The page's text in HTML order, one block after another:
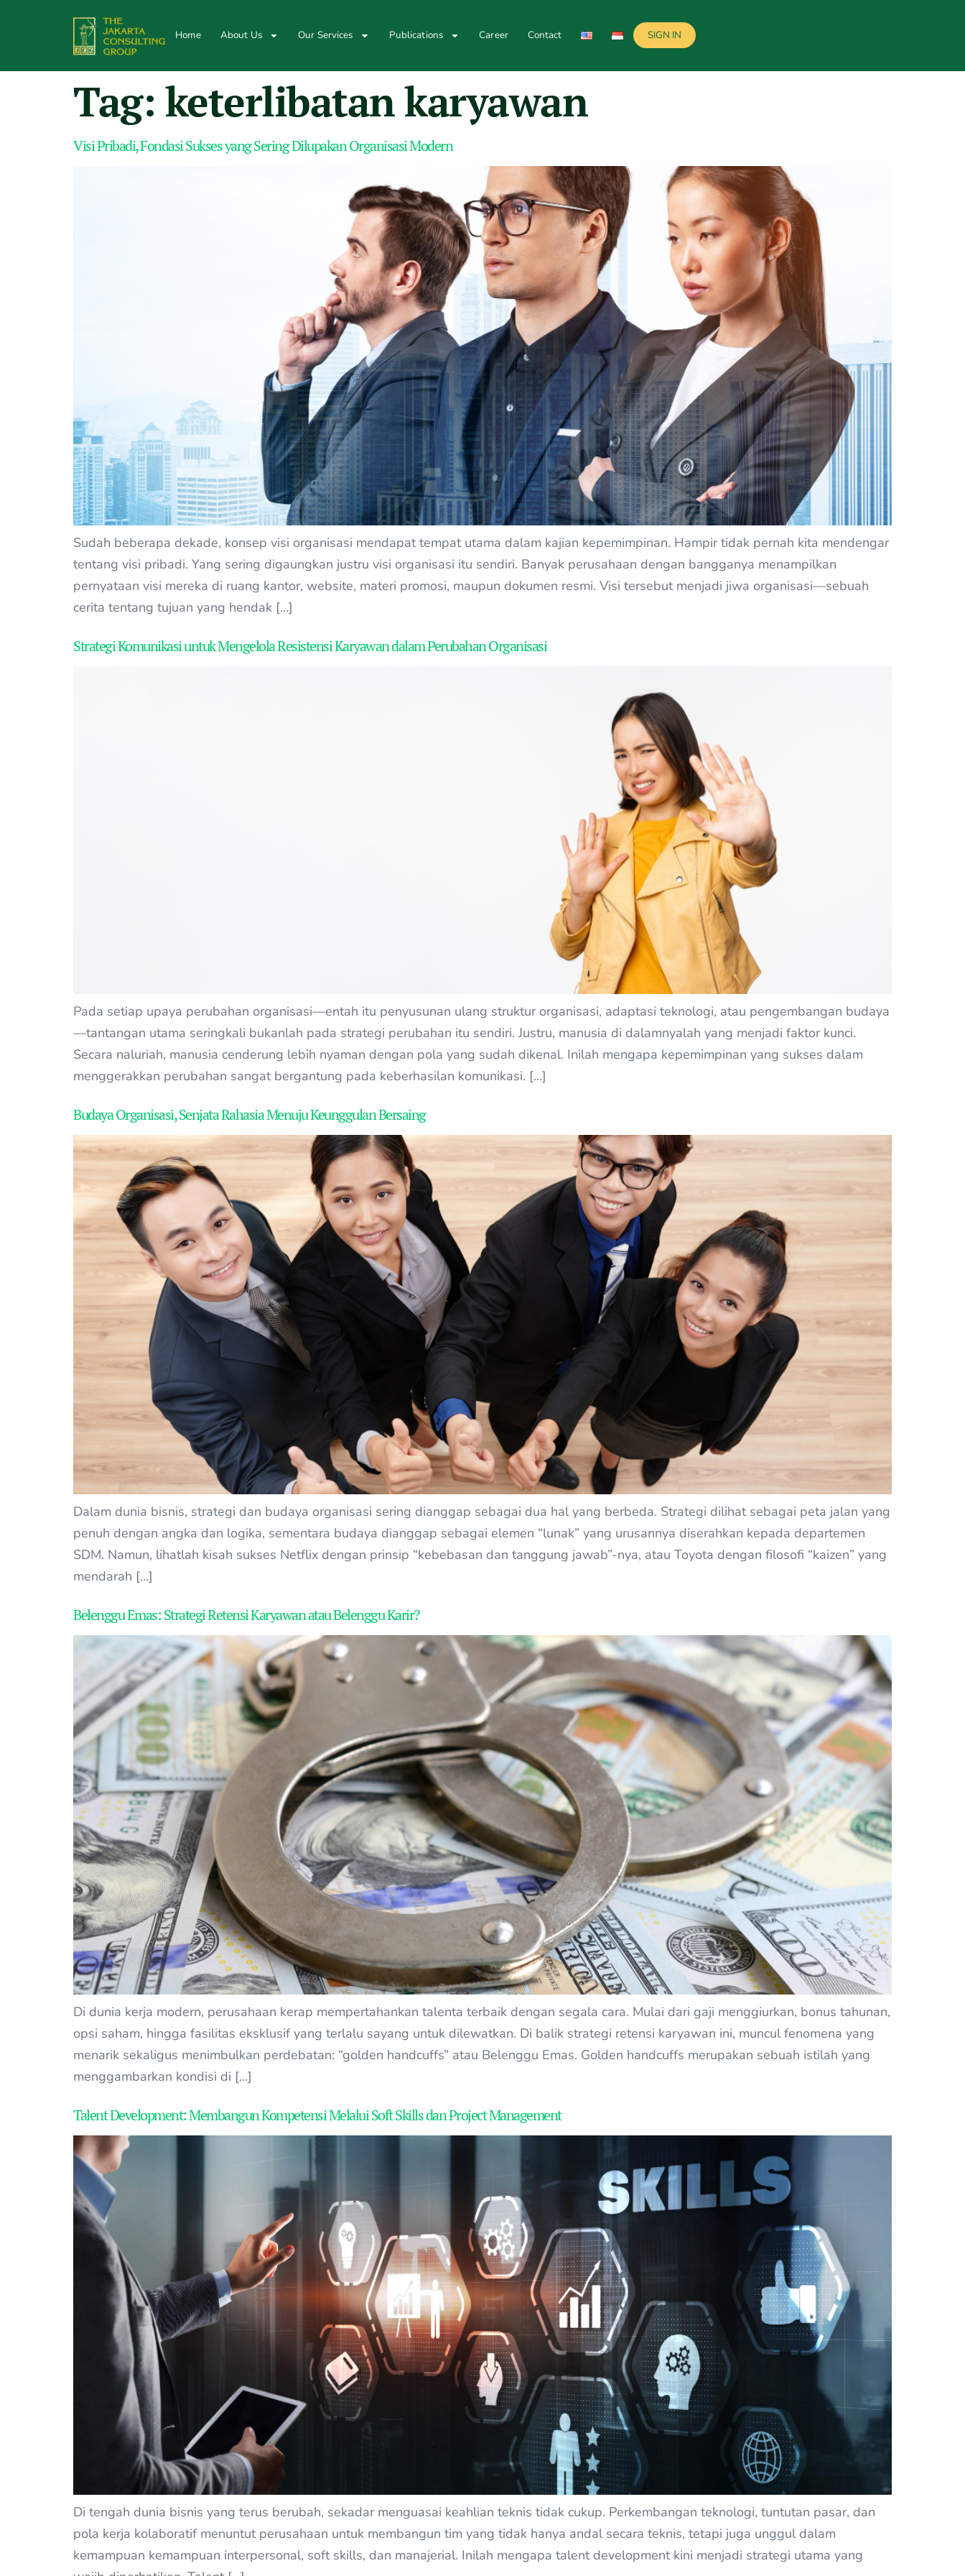
Home About Us Our Services Publications Career Contact SIGN IN
Tag: keterlibatan karyawan
Visi Pribadi, Fondasi Sukses yang Sering Dilupakan Organisasi Modern
Sudah beberapa dekade, konsep visi organisasi mendapat tempat utama dalam kajian kepemimpinan. Hampir tidak pernah kita mendengar
tentang visi pribadi. Yang sering digaungkan justru visi organisasi itu sendiri. Banyak perusahaan dengan bangganya menampilkan
pernyataan visi mereka di ruang kantor, website, materi promosi, maupun dokumen resmi. Visi tersebut menjadi jiwa organisasi—sebuah
cerita tentang tujuan yang hendak […]
Strategi Komunikasi untuk Mengelola Resistensi Karyawan dalam Perubahan Organisasi
Pada setiap upaya perubahan organisasi—entah itu penyusunan ulang struktur organisasi, adaptasi teknologi, atau pengembangan budaya
—tantangan utama seringkali bukanlah pada strategi perubahan itu sendiri. Justru, manusia di dalamnyalah yang menjadi faktor kunci.
Secara naluriah, manusia cenderung lebih nyaman dengan pola yang sudah dikenal. Inilah mengapa kepemimpinan yang sukses dalam
menggerakkan perubahan sangat bergantung pada keberhasilan komunikasi. […]
Budaya Organisasi, Senjata Rahasia Menuju Keunggulan Bersaing
Dalam dunia bisnis, strategi dan budaya organisasi sering dianggap sebagai dua hal yang berbeda. Strategi dilihat sebagai peta jalan yang
penuh dengan angka dan logika, sementara budaya dianggap sebagai elemen “lunak” yang urusannya diserahkan kepada departemen
SDM. Namun, lihatlah kisah sukses Netflix dengan prinsip “kebebasan dan tanggung jawab”-nya, atau Toyota dengan filosofi “kaizen” yang
mendarah […]
Belenggu Emas: Strategi Retensi Karyawan atau Belenggu Karir?
Di dunia kerja modern, perusahaan kerap mempertahankan talenta terbaik dengan segala cara. Mulai dari gaji menggiurkan, bonus tahunan,
opsi saham, hingga fasilitas eksklusif yang terlalu sayang untuk dilewatkan. Di balik strategi retensi karyawan ini, muncul fenomena yang
menarik sekaligus menimbulkan perdebatan: “golden handcuffs” atau Belenggu Emas. Golden handcuffs merupakan sebuah istilah yang
menggambarkan kondisi di […]
Talent Development: Membangun Kompetensi Melalui Soft Skills dan Project Management
Di tengah dunia bisnis yang terus berubah, sekadar menguasai keahlian teknis tidak cukup. Perkembangan teknologi, tuntutan pasar, dan
pola kerja kolaboratif menuntut perusahaan untuk membangun tim yang tidak hanya andal secara teknis, tetapi juga unggul dalam
kemampuan kemampuan interpersonal, soft skills, dan manajerial. Inilah mengapa talent development kini menjadi strategi utama yang